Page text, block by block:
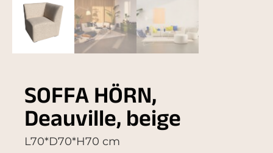
SOFFA HÖRN,
Deauville, beige
L70*D70*H70 cm